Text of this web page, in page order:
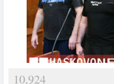
10,924